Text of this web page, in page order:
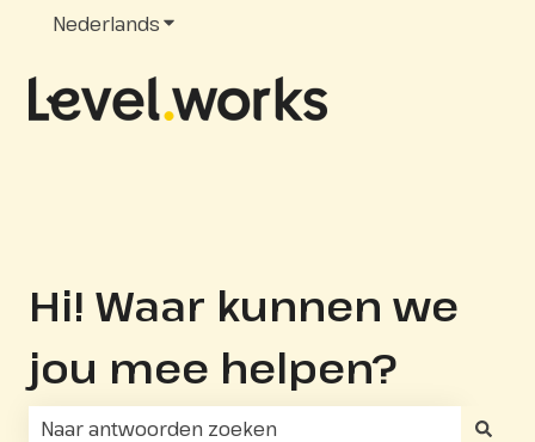
NederlandsSubmenu tonen voor vertalingen
Hi! Waar kunnen we
jou mee helpen?